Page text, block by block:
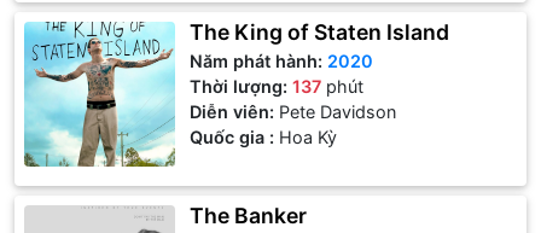
The King of Staten Island
Năm phát hành: 2020
Thời lượng:137 phút
Diễn viên: Pete Davidson
Quốc gia : Hoa Kỳ
The Banker